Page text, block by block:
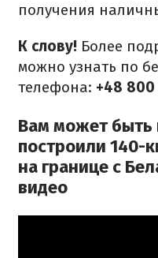
получения
К слову! Более
можно узнать по
телефона: +48 800
Вам может быть
построили 140-
на границе с
видео